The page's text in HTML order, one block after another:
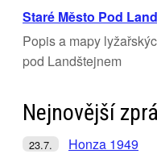
Staré Město Pod
Popis a mapy
pod Landštejnem
Nejnovější
23.7. Honza 1949